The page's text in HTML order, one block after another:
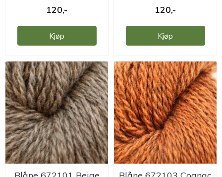
ullvarefabrikk
120,-
Kjøp
120,-
Kjøp